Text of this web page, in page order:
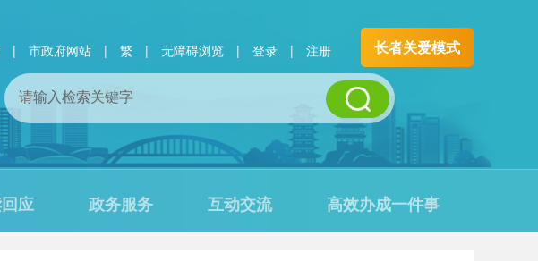
| 市政府网站 | 繁 | 无障碍浏览 | 登录 | 注册 长者关爱模式
应 政务服务 互动交流 高效办成一件事